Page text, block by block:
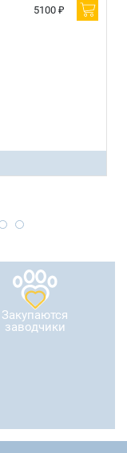
5100 ₽
Закупаются
заводчики